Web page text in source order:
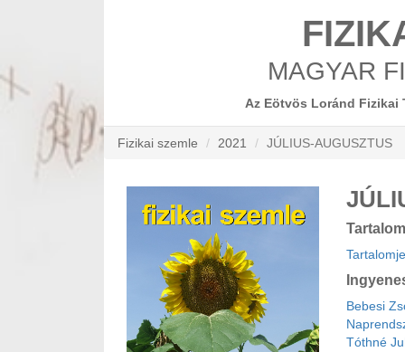
MAGYAR
Az Eötvös Loránd
Fizikai szemle 2021 JÚLIUS-AUGUSZTUS
Bebesi
Tóthné